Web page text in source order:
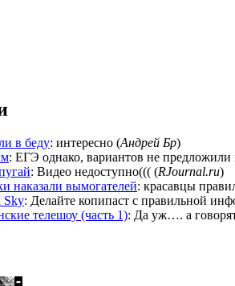
в беду: интересно (Андрей Бр)
: ЕГЭ однако, вариантов не предложили
: Видео недоступно((( (RJournal.ru)
наказали вымогателей: красавцы
Sky: Делайте копипаст с правильной
телешоу (часть 1): Да уж…. а